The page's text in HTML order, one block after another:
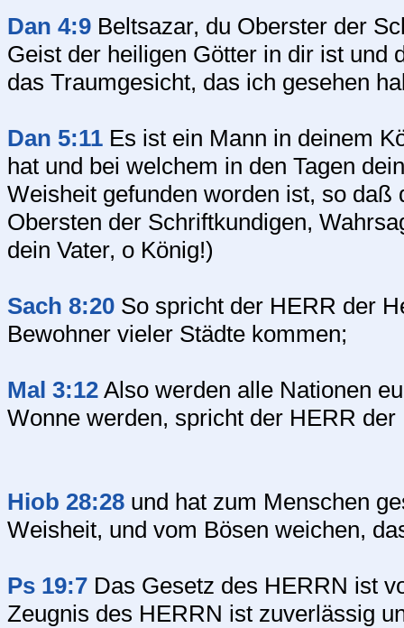
Dan 4:9 Beltsazar, du Oberster der
Geist der heiligen Götter in dir ist
das Traumgesicht, das ich gesehen
Dan 5:11 Es ist ein Mann in deinem
hat und bei welchem in den Tagen
Weisheit gefunden worden ist, so daß
Obersten der Schriftkundigen,
dein Vater, o König!)
Sach 8:20 So spricht der HERR der
Bewohner vieler Städte kommen;
Mal 3:12 Also werden alle Nationen
Wonne werden, spricht der HERR der
Hiob 28:28 und hat zum Menschen
Weisheit, und vom Bösen weichen,
Ps 19:7 Das Gesetz des HERRN ist
Zeugnis des HERRN ist zuverlässig